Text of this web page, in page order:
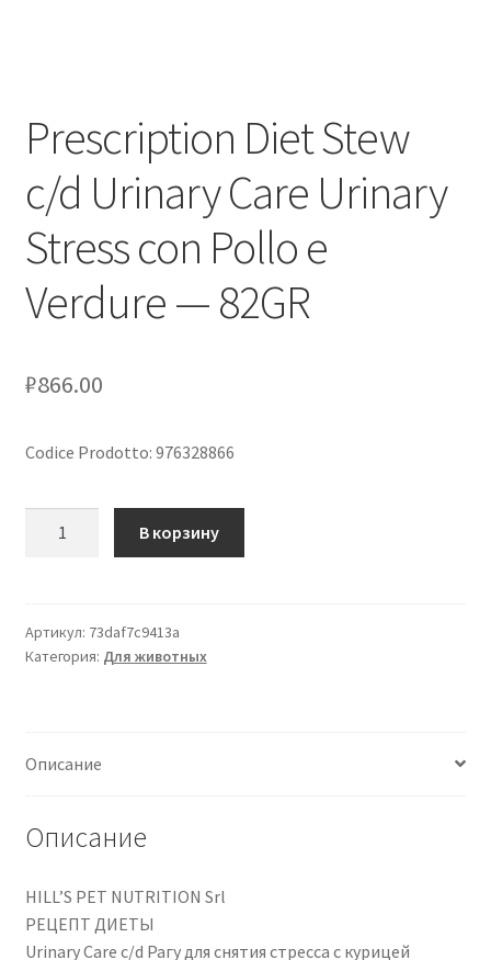
Prescription Diet Stew
c/d Urinary Care Urinary
Stress con Pollo e
Verdure — 82GR
₽866.00
Codice Prodotto: 976328866
Stew
c/d
Stress
e
-
82GR
В корзину
Артикул: 73daf7c9413a
Категория: Для животных
Описание
Описание
HILL’S PET NUTRITION Srl
РЕЦЕПТ ДИЕТЫ
Urinary Care c/d Рагу для снятия стресса с курицей